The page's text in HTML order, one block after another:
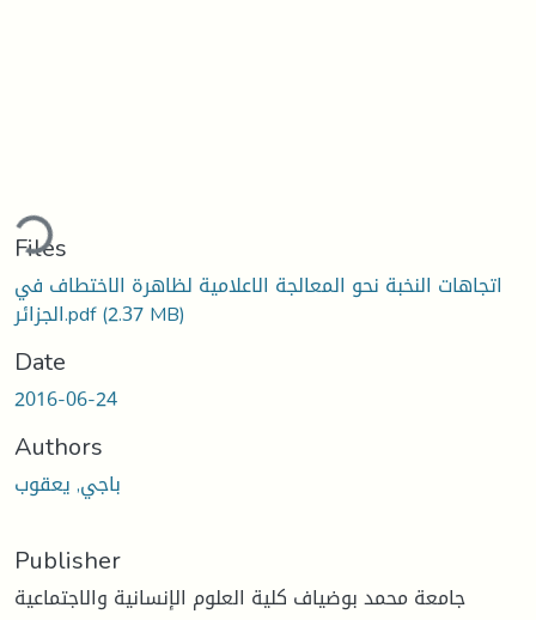
Files
اتجاهات النخبة نحو المعالجة الاعلامية لظاهرة الاختطاف في
الجزائر.pdf(2.37 MB)
Date
2016-06-24
Authors
باجي, يعقوب
Publisher
جامعة محمد بوضياف كلية العلوم الإنسانية والاجتماعية